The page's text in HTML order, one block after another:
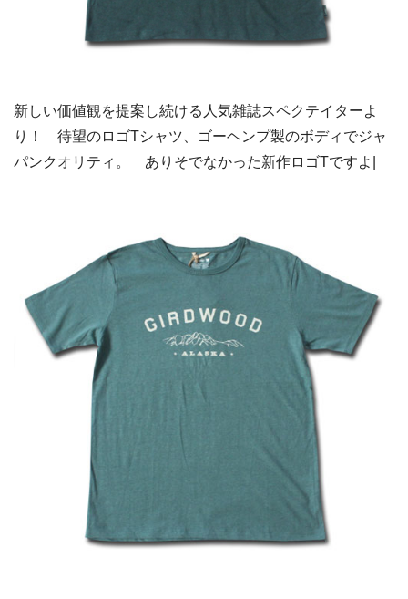
新しい価値観を提案し続ける人気雑誌スペクテイターよ
り！ 待望のロゴTシャツ、ゴーヘンプ製のボディでジャ
パンクオリティ。 ありそでなかった新作ロゴTですよ|